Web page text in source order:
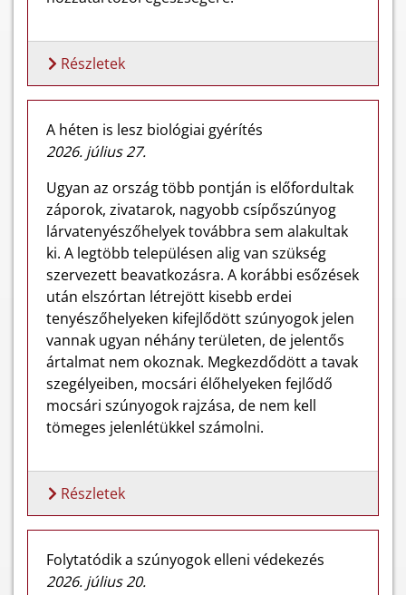
Részletek
A héten is lesz biológiai gyérítés
2026. július 27.
Ugyan az ország több pontján is előfordultak
záporok, zivatarok, nagyobb csípőszúnyog
lárvatenyészőhelyek továbbra sem alakultak
ki. A legtöbb településen alig van szükség
szervezett beavatkozásra. A korábbi esőzések
után elszórtan létrejött kisebb erdei
tenyészőhelyeken kifejlődött szúnyogok jelen
vannak ugyan néhány területen, de jelentős
ártalmat nem okoznak. Megkezdődött a tavak
szegélyeiben, mocsári élőhelyeken fejlődő
mocsári szúnyogok rajzása, de nem kell
tömeges jelenlétükkel számolni.
Részletek
Folytatódik a szúnyogok elleni védekezés
2026. július 20.